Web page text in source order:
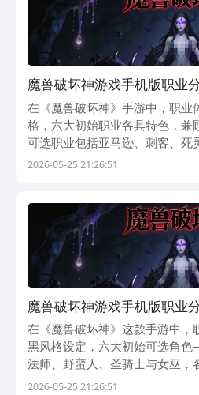
魔兽破坏神游戏手机版职业
全职业解析与强度排行
在《魔兽破坏神》手游中，职业
格，六大初始职业各具特色，兼
可选职业包括亚马逊、刺客、死
与女巫，每种职业拥有独立的成
2026-05-25 21:26:51
魔兽破坏神游戏手机版职业
全职业解析与强度排行
在《魔兽破坏神》这款手游中，
黑风格设定，六大初始可选角
法师、野蛮人、圣骑士与女巫，
与成长路径。本文将围绕当前版
2026-05-25 21:26:51